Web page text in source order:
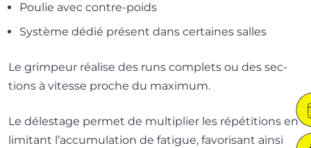
Poulie avec contre-poids
Système dédié pré­sent dans cer­taines salles
Le grim­peur réa­lise des runs com­plets ou des sec­
tions à vitesse proche du maximum.
Le déles­tage per­met de mul­ti­plier les répé­ti­tions en
limi­tant l’ac­cu­mu­la­tion de fatigue, favo­ri­sant ain­si